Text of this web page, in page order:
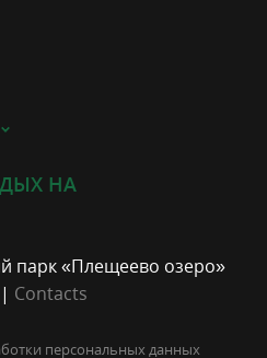
НА
парк «Плещеево озеро»
| Contacts
персональных данных